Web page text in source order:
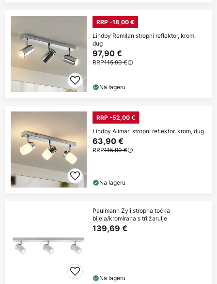
RRP -18,00 €
Lindby Remilan stropni reflektor, krom,
dug
97,90 €
RRP115,90 €
Na lageru
RRP -52,00 €
Lindby Alimari stropni reflektor, krom, dug
63,90 €
RRP115,90 €
Na lageru
Paulmann Zyli stropna točka
bijela/kromirana s tri žarulje
139,69 €
Na lageru